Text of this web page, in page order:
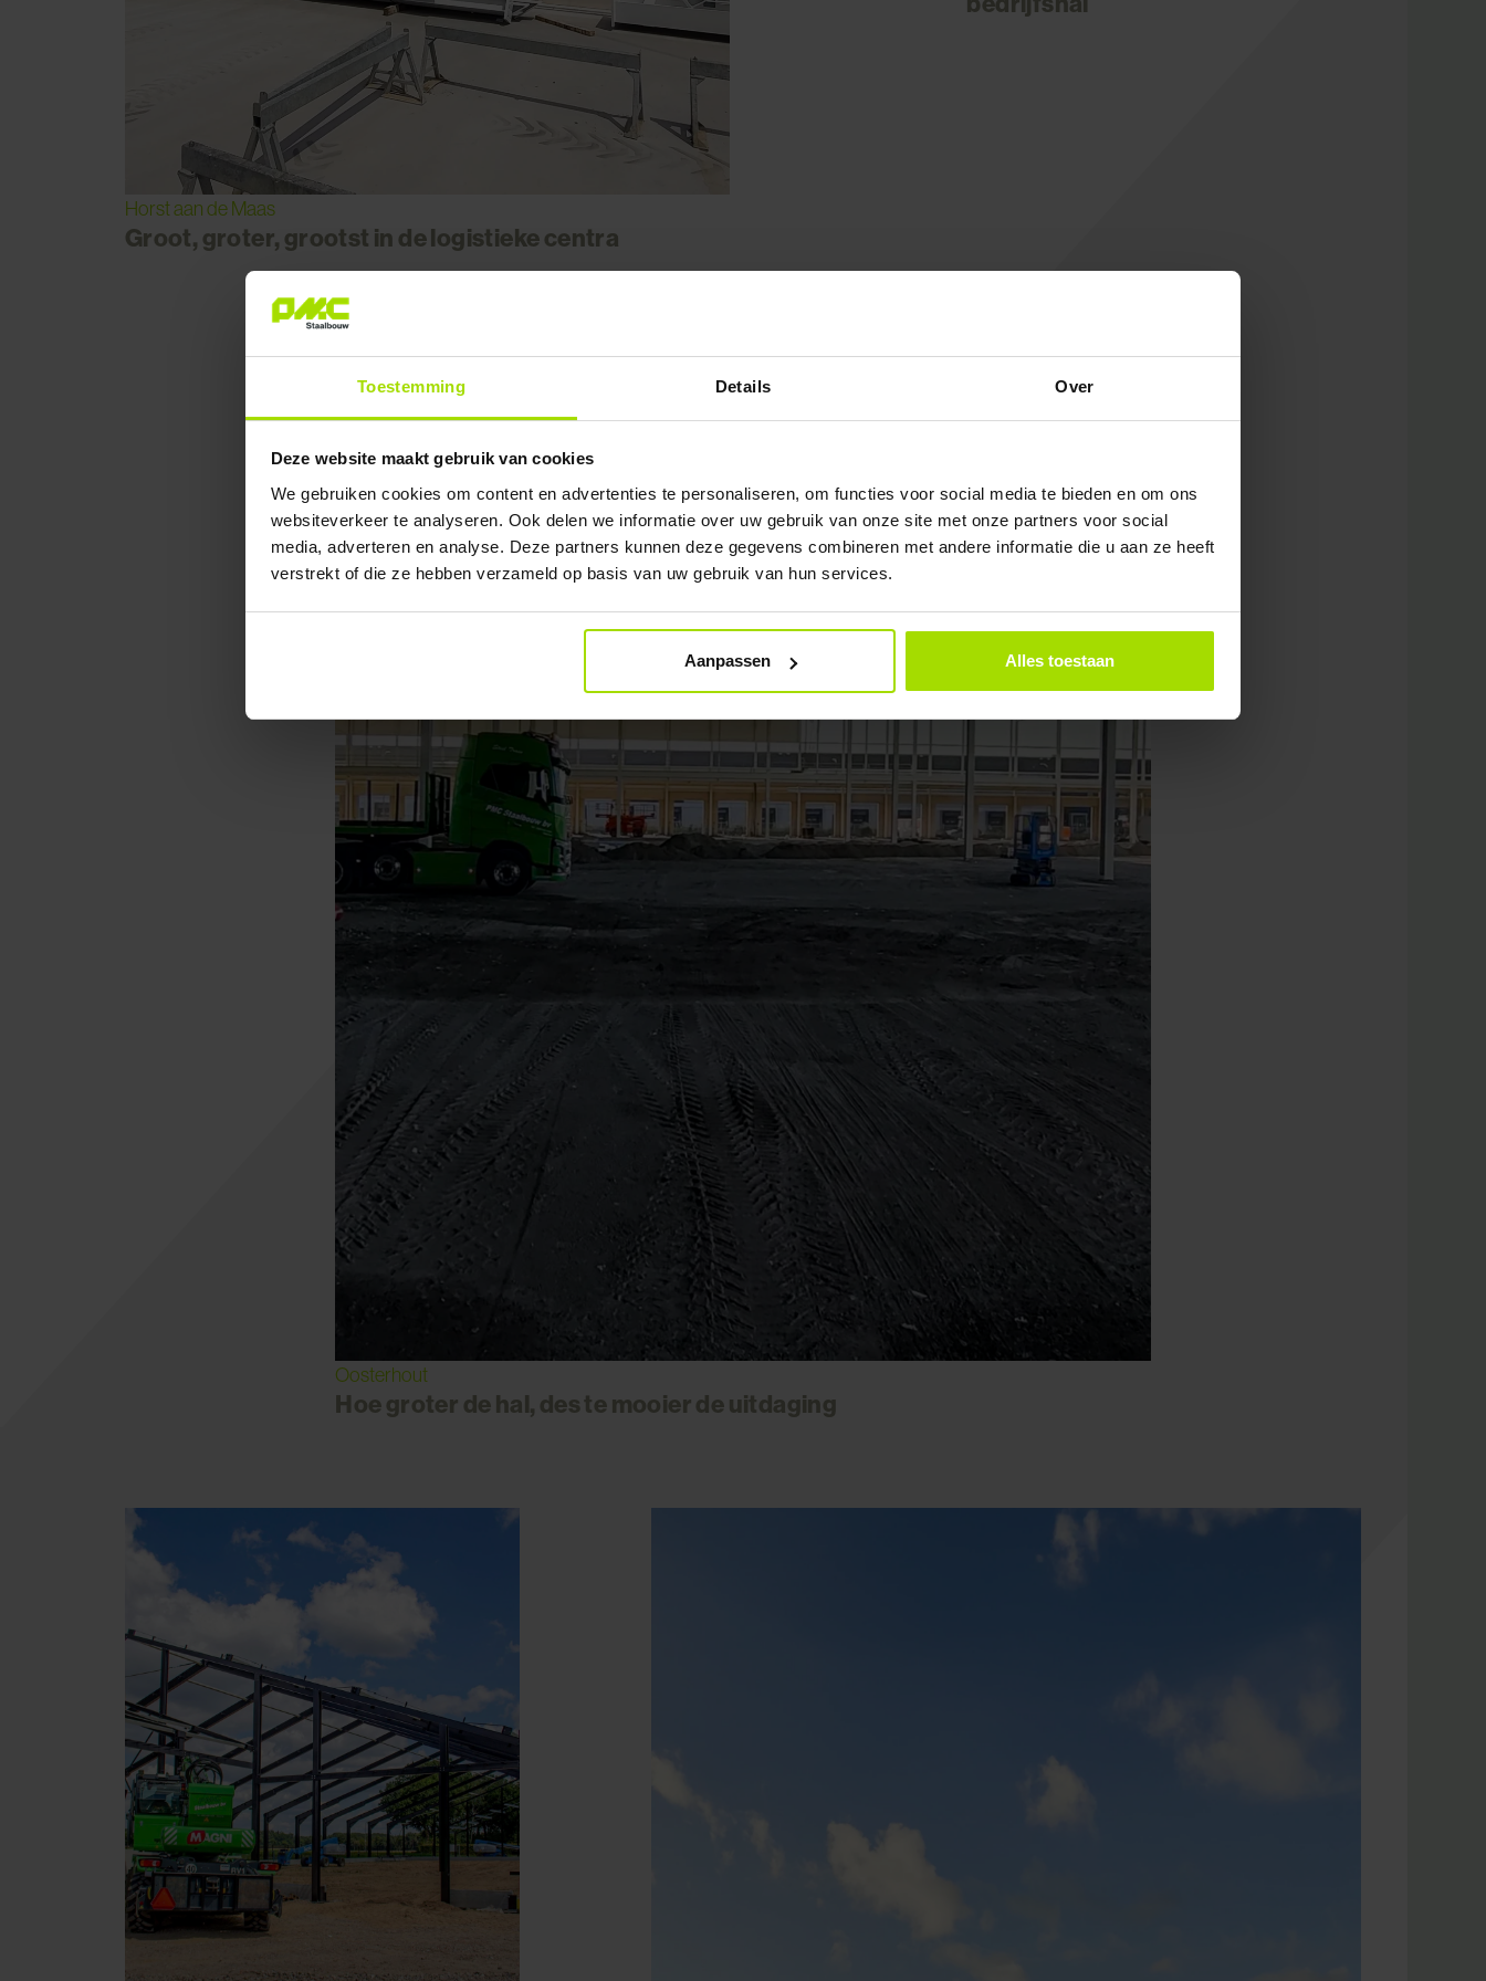
Toestemming Details Over
Deze website maakt gebruik van cookies
We gebruiken cookies om content en advertenties te personaliseren, om functies voor social media te bieden en om ons
websiteverkeer te analyseren. Ook delen we informatie over uw gebruik van onze site met onze partners voor social
media, adverteren en analyse. Deze partners kunnen deze gegevens combineren met andere informatie die u aan ze heeft
verstrekt of die ze hebben verzameld op basis van uw gebruik van hun services.
Aanpassen Alles toestaan
Horst aan de Maas
Groot, groter, grootst in de logistieke centra
Oosterhout
Hoe groter de hal, des te mooier de uitdaging